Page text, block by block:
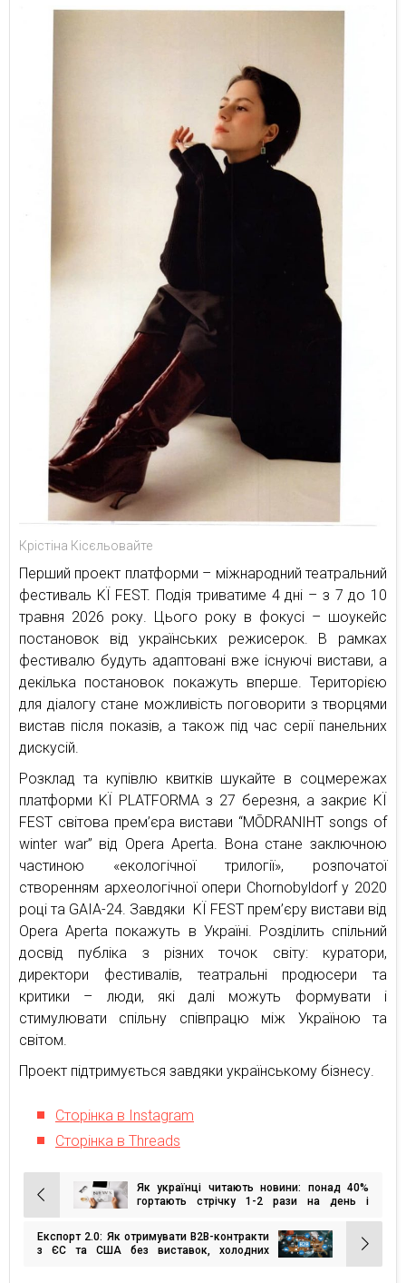
Крістіна Кісєльовайте
Перший проект платформи – міжнародний театральний
фестиваль KЇ FEST. Подія триватиме 4 дні – з 7 до 10
травня 2026 року. Цього року в фокусі – шоукейс
постановок від українських режисерок. В рамках
фестивалю будуть адаптовані вже існуючі вистави, а
декілька постановок покажуть вперше. Територією
для діалогу стане можливість поговорити з творцями
вистав після показів, а також під час серії панельних
дискусій.
Розклад та купівлю квитків шукайте в соцмережах
платформи KЇ PLATFORMA з 27 березня, а закриє KЇ
FEST світова прем’єра вистави “MŌDRANIHT songs of
winter war” від Opera Aperta. Вона стане заключною
частиною «екологічної трилогії», розпочатої
створенням археологічної опери Chornobyldorf у 2020
році та GAIA-24. Завдяки KЇ FEST прем’єру вистави від
Opera Aperta покажуть в Україні. Розділить спільний
досвід публіка з різних точок світу: куратори,
директори фестивалів, театральні продюсери та
критики – люди, які далі можуть формувати і
стимулювати спільну співпрацю між Україною та
світом.
Проект підтримується завдяки українському бізнесу.
Сторінка в Instagram
Cторінка в Threads
Навігація
записів
Як українці читають новини: понад 40%
гортають стрічку 1-2 рази на день і
Експорт 2.0: Як отримувати B2B-контракти
з ЄС та США без виставок, холодних